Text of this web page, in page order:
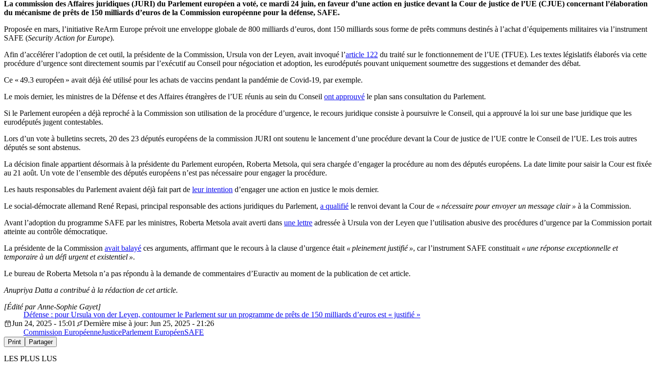
La commission des Affaires juridiques (JURI) du Parlement européen a voté, ce mardi 24 juin, en faveur d’une action en justice devant la Cour de justice de l’UE (CJUE) concernant l’élaboration
du mécanisme de prêts de 150 milliards d’euros de la Commission européenne pour la défense, SAFE.
Proposée en mars, l’initiative ReArm Europe prévoit une enveloppe globale de 800 milliards d’euros, dont 150 milliards sous forme de prêts communs destinés à l’achat d’équipements militaires via l’instrument
SAFE (Security Action for Europe).
Afin d’accélérer l’adoption de cet outil, la présidente de la Commission, Ursula von der Leyen, avait invoqué l’article 122 du traité sur le fonctionnement de l’UE (TFUE). Les textes législatifs élaborés via cette
procédure d’urgence sont directement soumis par l’exécutif au Conseil pour négociation et adoption, les eurodéputés pouvant uniquement soumettre des suggestions et demander des débat.
Ce « 49.3 européen » avait déjà été utilisé pour les achats de vaccins pendant la pandémie de Covid-19, par exemple.
Le mois dernier, les ministres de la Défense et des Affaires étrangères de l’UE réunis au sein du Conseil ont approuvé le plan sans consultation du Parlement.
Si le Parlement européen a déjà reproché à la Commission son utilisation de la procédure d’urgence, le recours juridique consiste à poursuivre le Conseil, qui a approuvé la loi sur une base juridique que les
eurodéputés jugent contestables.
Lors d’un vote à bulletins secrets, 20 des 23 députés européens de la commission JURI ont soutenu le lancement d’une procédure devant la Cour de justice de l’UE contre le Conseil de l’UE. Les trois autres
députés se sont abstenus.
La décision finale appartient désormais à la présidente du Parlement européen, Roberta Metsola, qui sera chargée d’engager la procédure au nom des députés européens. La date limite pour saisir la Cour est fixée
au 21 août. Un vote de l’ensemble des députés européens n’est pas nécessaire pour engager la procédure.
Les hauts responsables du Parlement avaient déjà fait part de leur intention d’engager une action en justice le mois dernier.
Le social-démocrate allemand René Repasi, principal responsable des actions juridiques du Parlement, a qualifié le renvoi devant la Cour de « nécessaire pour envoyer un message clair » à la Commission.
Avant l’adoption du programme SAFE par les ministres, Roberta Metsola avait averti dans une lettre adressée à Ursula von der Leyen que l’utilisation abusive des procédures d’urgence par la Commission portait
atteinte au contrôle démocratique.
La présidente de la Commission avait balayé ces arguments, affirmant que le recours à la clause d’urgence était « pleinement justifié », car l’instrument SAFE constituait « une réponse exceptionnelle et
temporaire à un défi urgent et existentiel ».
Le bureau de Roberta Metsola n’a pas répondu à la demande de commentaires d’Euractiv au moment de la publication de cet article.
Anupriya Datta a contribué à la rédaction de cet article.
Défense : pour Ursula von der Leyen, contourner le Parlement sur un programme de prêts de 150 milliards d’euros est « justifié »
[Édité par Anne-Sophie Gayet]
Jun 24, 2025 - 15:01
Dernière mise à jour: Jun 25, 2025 - 21:26
Commission EuropéenneJusticeParlement EuropéenSAFE
Print Partager
LES PLUS LUS